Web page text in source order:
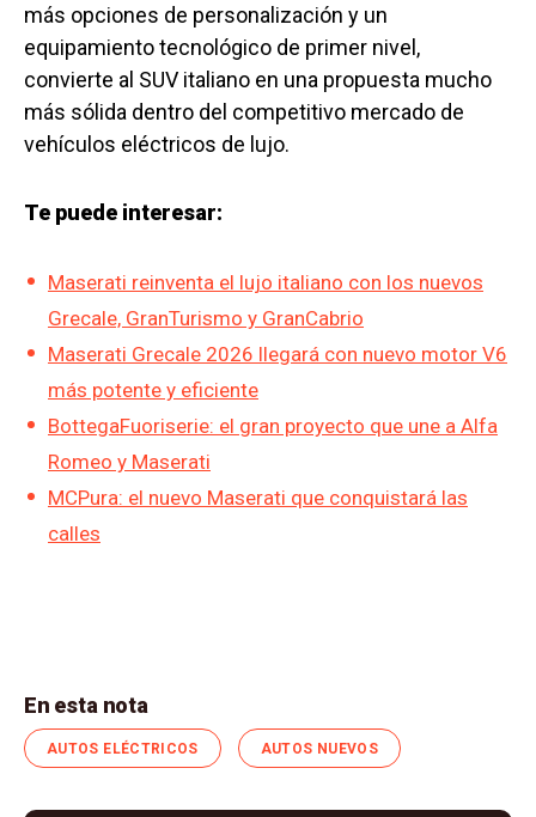
más opciones de personalización y un
equipamiento tecnológico de primer nivel,
convierte al SUV italiano en una propuesta mucho
más sólida dentro del competitivo mercado de
vehículos eléctricos de lujo.
Te puede interesar:
Maserati reinventa el lujo italiano con los nuevos
Grecale, GranTurismo y GranCabrio
Maserati Grecale 2026 llegará con nuevo motor V6
más potente y eficiente
BottegaFuoriserie: el gran proyecto que une a Alfa
Romeo y Maserati
MCPura: el nuevo Maserati que conquistará las
calles
En esta nota
AUTOS ELÉCTRICOS AUTOS NUEVOS